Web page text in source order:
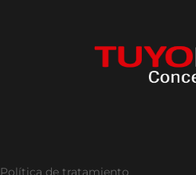
Política de tratamiento